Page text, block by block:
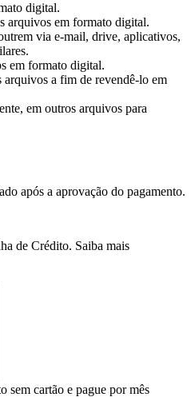
digital.
arquivos em formato digital.
via e-mail, drive, aplicativos,
em formato digital.
a fim de revendê-lo em
em outros arquivos para
após a aprovação do pagamento.
de Crédito. Saiba mais
sem cartão e pague por mês